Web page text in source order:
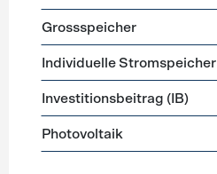
Grossspeicher
Individuelle Stromspeicher
Investitionsbeitrag (IB)
Photovoltaik